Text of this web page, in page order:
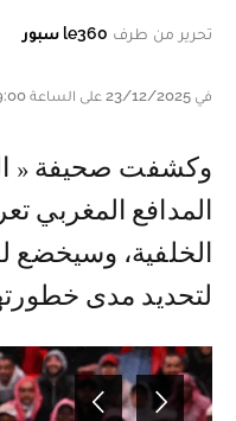
تحرير من طرف le360 سبور
في 23/12/2025 على الساعة 19:00
وكشفت صحيفة « العربي الجديد »، أن
المدافع المغربي
الخلفية، وسيخضع
لتحديد مدى